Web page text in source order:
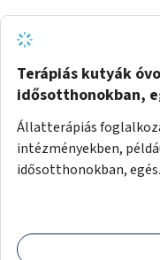
Terápiás kutyák
idősotthonokban,
Állatterápiás
intézményekben,
idősotthonokban,